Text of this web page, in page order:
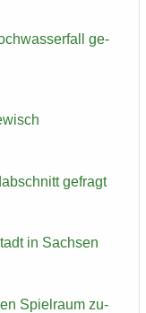
ge­
ge­fragt
in Sach­sen
Spiel­raum zu­